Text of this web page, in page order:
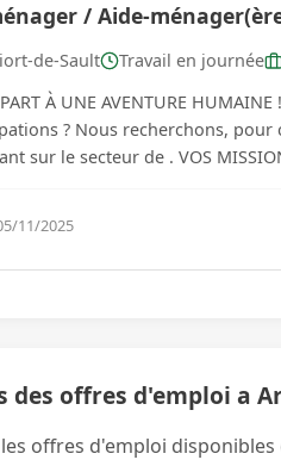
/ Aide-
de-Sault Travail en journée
AVENTURE HUMAINE ! Vous souhaitez exercer un métier où l'humain est au centre des
? Nous recherchons,
11/2025
des offres d'emploi a
offres d'emploi